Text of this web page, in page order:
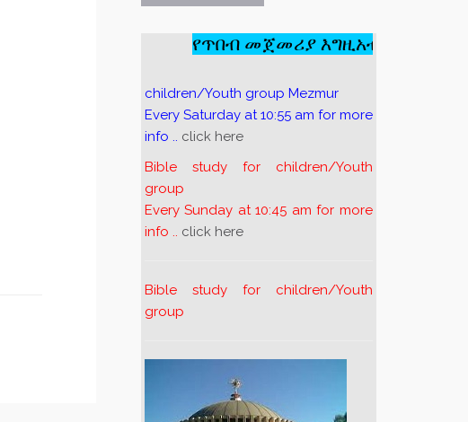
የጥበብ መጀመሪያ እግዚአብሔርን
children/Youth group Mezmur
Every Saturday at 10:55 am for more
info .. click here
Bible study for children/Youth
group
Every Sunday at 10:45 am for more
info .. click here
Bible study for children/Youth
group